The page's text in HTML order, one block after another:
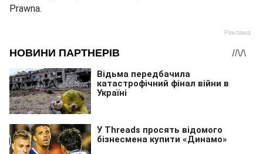
Prawna.